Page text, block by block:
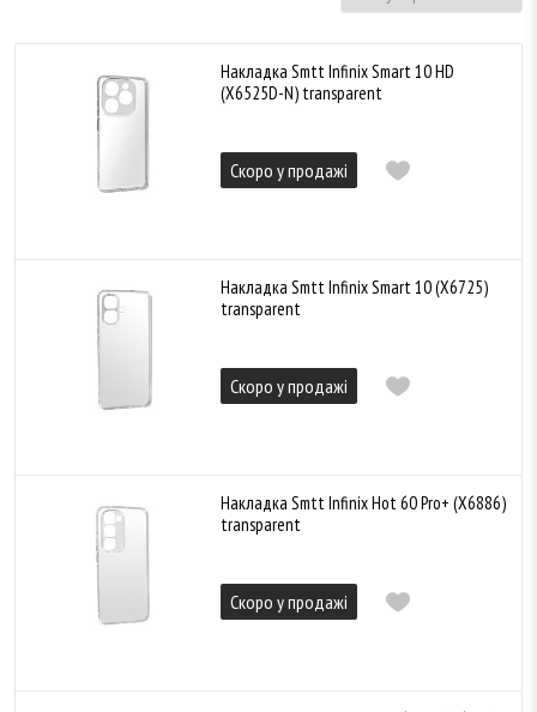
Накладка Smtt Infinix Smart 10 HD
(X6525D-N) transparent
Скоро у продажі
Накладка Smtt Infinix Smart 10 (X6725)
transparent
Скоро у продажі
Накладка Smtt Infinix Hot 60 Pro+ (X6886)
transparent
Скоро у продажі